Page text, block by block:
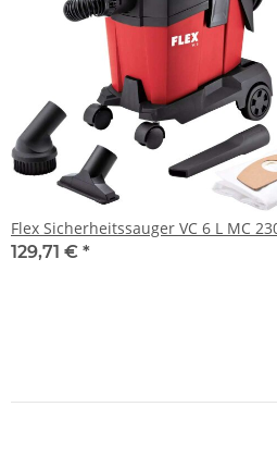
Flex Sicherheitssauger VC 6 L MC
129,71 € *